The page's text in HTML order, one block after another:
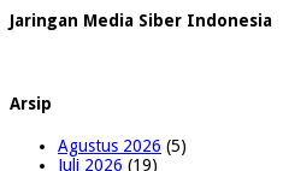
Jaringan Media Siber Indonesia
Arsip
Agustus 2026 (5)
Juli 2026 (19)